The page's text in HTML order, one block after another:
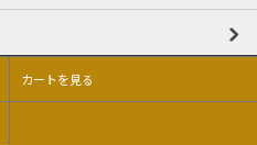
カートを見る